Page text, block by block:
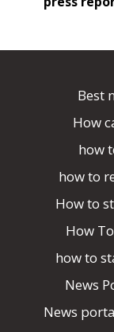
Best
How
how
how to
How to
How
how to
News
News